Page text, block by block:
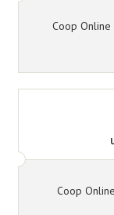
Coop
Coop